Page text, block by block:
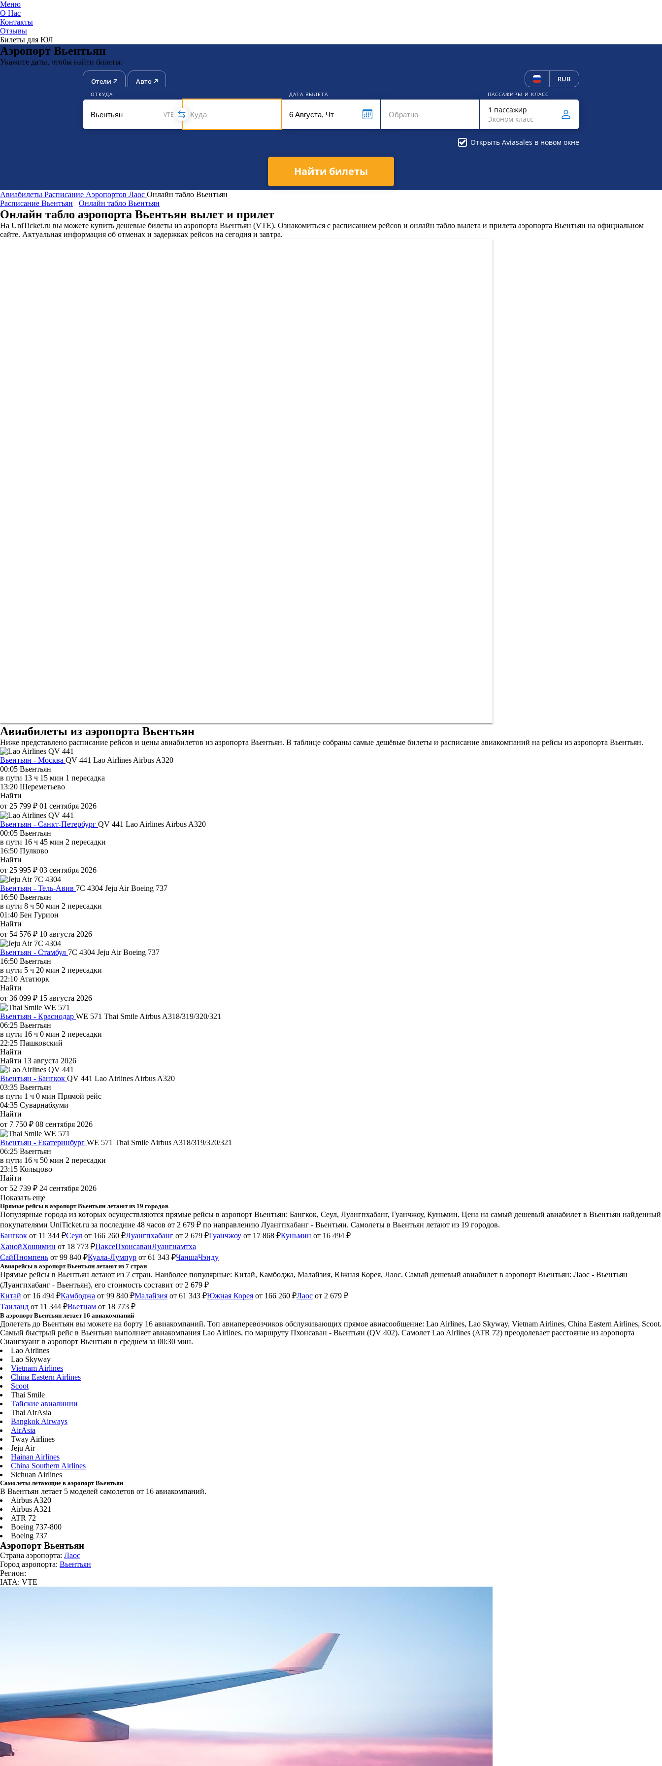
ЮниТикет
Меню
О Нас
Контакты
Отзывы
Билеты для ЮЛ
Аэропорт Вьентьян
Укажите даты, чтобы найти билеты:
Отели Авто RUB
ОТКУДА
VTE
ДАТА ВЫЛЕТА ПАССАЖИРЫ И КЛАСС
1 пассажир
Эконом класс
Открыть Aviasales в новом окне
Найти билеты
Авиабилеты Расписание Аэропортов Лаос Онлайн табло Вьентьян
Расписание Вьентьян
Онлайн табло Вьентьян
Онлайн табло аэропорта Вьентьян вылет и прилет
На UniTicket.ru вы можете купить дешевые билеты из аэропорта Вьентьян (VTE). Ознакомиться с расписанием рейсов и онлайн табло вылета и прилета аэропорта Вьентьян на официальном
сайте. Актуальная информация об отменах и задержках рейсов на сегодня и завтра.
Авиабилеты из аэропорта Вьентьян
Ниже представлено расписание рейсов и цены авиабилетов из аэропорта Вьентьян. В таблице собраны самые дешёвые билеты и расписание авиакомпаний на рейсы из аэропорта Вьентьян.
Вьентьян - Москва QV 441 Lao Airlines Airbus A320
00:05 Вьентьян
в пути 13 ч 15 мин 1 пересадка
13:20 Шереметьево
Найти
от 25 799 ₽ 01 сентября 2026
Вьентьян - Санкт-Петербург QV 441 Lao Airlines Airbus A320
00:05 Вьентьян
в пути 16 ч 45 мин 2 пересадки
16:50 Пулково
Найти
от 25 995 ₽ 03 сентября 2026
Вьентьян - Тель-Авив 7C 4304 Jeju AirBoeing 737
16:50 Вьентьян
в пути 8 ч 50 мин 2 пересадки
01:40 Бен Гурион
Найти
от 54 576 ₽ 10 августа 2026
Вьентьян - Стамбул 7C 4304 Jeju AirBoeing 737
16:50 Вьентьян
в пути 5 ч 20 мин 2 пересадки
22:10 Ататюрк
Найти
от 36 099 ₽ 15 августа 2026
Вьентьян - Краснодар WE 571 Thai Smile Airbus A318/319/320/321
06:25 Вьентьян
в пути 16 ч 0 мин 2 пересадки
22:25 Пашковский
Найти
Найти 13 августа 2026
Вьентьян - Бангкок QV 441 Lao Airlines Airbus A320
03:35 Вьентьян
в пути 1 ч 0 мин Прямой рейс
04:35 Суварнабхуми
Найти
от 7 750 ₽ 08 сентября 2026
Вьентьян - Екатеринбург WE 571 Thai Smile Airbus A318/319/320/321
06:25 Вьентьян
в пути 16 ч 50 мин 2 пересадки
23:15 Кольцово
Найти
от 52 739 ₽ 24 сентября 2026
Показать еще
Прямые рейсы в аэропорт Вьентьян летают из 19 городов
Популярные города из которых осуществляются прямые рейсы в аэропорт Вьентьян: Бангкок, Сеул, Луангпхабанг, Гуанчжоу, Куньмин. Цена на самый дешевый авиабилет в Вьентьян найденный
покупателями UniTicket.ru за последние 48 часов от 2 679 ₽ по направлению Луангпхабанг - Вьентьян. Самолеты в Вьентьян летают из 19 городов.
Бангкок от 11 344 ₽Сеул от 166 260 ₽Луангпхабанг от 2 679 ₽Гуанчжоу от 17 868 ₽Куньмин от 16 494 ₽
ХанойХошимин от 18 773 ₽ПаксеПхонсаванЛуангнамтха
СайПномпень от 99 840 ₽Куала-Лумпур от 61 343 ₽ЧаншаЧэнду
Авиарейсы в аэропорт Вьентьян летают из 7 стран
Прямые рейсы в Вьентьян летают из 7 стран. Наиболее популярные: Китай, Камбоджа, Малайзия, Южная Корея, Лаос. Самый дешевый авиабилет в аэропорт Вьентьян: Лаос - Вьентьян
(Луангпхабанг - Вьентьян), его стоимость составит от 2 679 ₽
Китай от 16 494 ₽Камбоджа от 99 840 ₽Малайзия от 61 343 ₽Южная Корея от 166 260 ₽Лаос от 2 679 ₽
Таиланд от 11 344 ₽Вьетнам от 18 773 ₽
В аэропорт Вьентьян летает 16 авиакомпаний
Долететь до Вьентьян вы можете на борту 16 авиакомпаний. Топ авиаперевозчиков обслуживающих прямое авиасообщение: Lao Airlines, Lao Skyway, Vietnam Airlines, China Eastern Airlines, Scoot.
Самый быстрый рейс в Вьентьян выполняет авиакомпания Lao Airlines, по маршруту Пхонсаван - Вьентьян (QV 402). Самолет Lao Airlines (ATR 72) преодолевает расстояние из аэропорта
Сиангхуанг в аэропорт Вьентьян в среднем за 00:30 мин.
Lao Airlines
Lao Skyway
Vietnam Airlines
China Eastern Airlines
Scoot
Thai Smile
Тайские авиалинии
Thai AirAsia
Bangkok Airways
AirAsia
Tway Airlines
Jeju Air
Hainan Airlines
China Southern Airlines
Sichuan Airlines
Самолеты летающие в аэропорт Вьентьян
В Вьентьян летает 5 моделей самолетов от 16 авиакомпаний.
Airbus A320
Airbus A321
ATR 72
Boeing 737-800
Boeing 737
Аэропорт Вьентьян
Страна аэропорта: Лаос
Город аэропорта: Вьентьян
Регион:
IATA: VTE